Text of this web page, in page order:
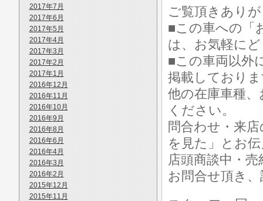
2017年7月
2017年6月
2017年5月
2017年4月
2017年3月
2017年2月
2017年1月
2016年12月
2016年11月
2016年10月
2016年9月
2016年8月
2016年6月
2016年4月
2016年3月
2016年2月
2015年12月
2015年11月
ご覧頂きあり
■この車への「
は、お気軽に
■この車両以外
掲載しており
他の在庫車種
ください。
問合わせ・来
を見た」とお
店頭商談中・
お問合せ頂き